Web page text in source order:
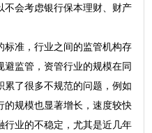
不会考虑银行保本理财、财产
标准，行业之间的监管机构存
监管，资管行业的规模在同
累了很多不规范的问题，例如
的规模也显著增长，速度较快
行业的不稳定，尤其是近几年